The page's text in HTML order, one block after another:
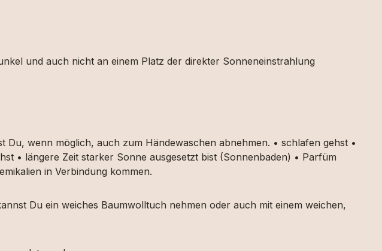
und auch nicht an einem Platz der direkter Sonneneinstrahlung
wenn möglich, auch zum Händewaschen abnehmen. • schlafen gehst •
• längere Zeit starker Sonne ausgesetzt bist (Sonnenbaden) • Parfüm
in Verbindung kommen.
Du ein weiches Baumwolltuch nehmen oder auch mit einem weichen,